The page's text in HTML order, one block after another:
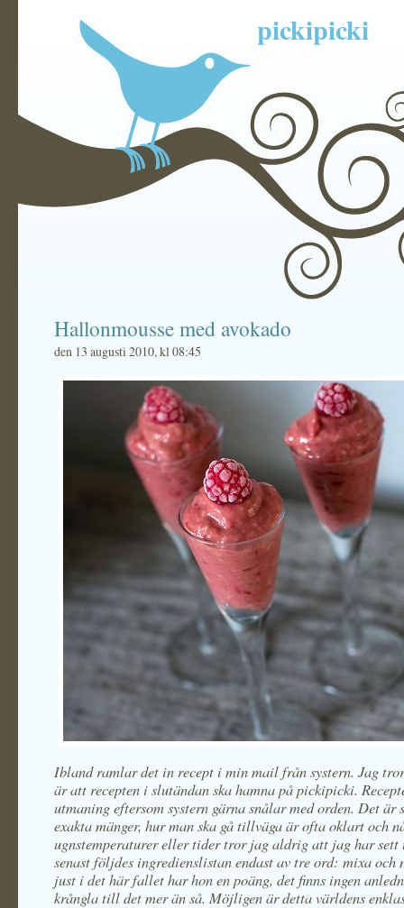
pickipicki
Hallonmousse med avokado
den 13 augusti 2010, kl 08:45
Ibland ramlar det in recept i min mail från systern. Jag
är att recepten i slutändan ska hamna på pickipicki.
utmaning eftersom systern gärna snålar med orden. Det är
exakta mänger, hur man ska gå tillväga är ofta oklart och
ugnstemperaturer eller tider tror jag aldrig att jag har
senast följdes ingredienslistan endast av tre ord: mixa och
just i det här fallet har hon en poäng, det finns ingen
krångla till det mer än så. Möjligen är detta världens